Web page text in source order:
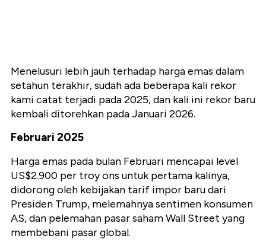
Menelusuri lebih jauh terhadap harga emas dalam
setahun terakhir, sudah ada beberapa kali rekor
kami catat terjadi pada 2025, dan kali ini rekor baru
kembali ditorehkan pada Januari 2026.
Februari 2025
Harga emas pada bulan Februari mencapai level
US$2.900 per troy ons untuk pertama kalinya,
didorong oleh kebijakan tarif impor baru dari
Presiden Trump, melemahnya sentimen konsumen
AS, dan pelemahan pasar saham Wall Street yang
membebani pasar global.